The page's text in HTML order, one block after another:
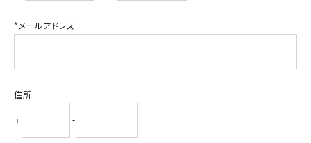
LED照明
*メールアドレス
住所
〒 -